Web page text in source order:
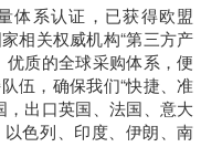
体系认证，已获得欧盟
相关权威机构“第三方产
质的全球采购体系，便
伍，确保我们“快捷、准
出口英国、法国、意大
色列、印度、伊朗、南